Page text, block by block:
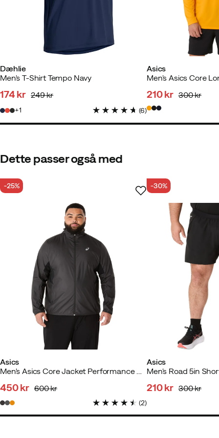
Dæhlie
Men's T-Shirt Tempo Navy
price
174 kr
price
249 kr
1 (6)
Asics
discounted
price
210 kr
original
price
300 kr
Dette passer også med
Asics
Men's Asics Core Jacket Performance Black
-25%
discounted
price
450 kr
original
price
600 kr
(2)
Asics
-30%
210 kr 300 kr